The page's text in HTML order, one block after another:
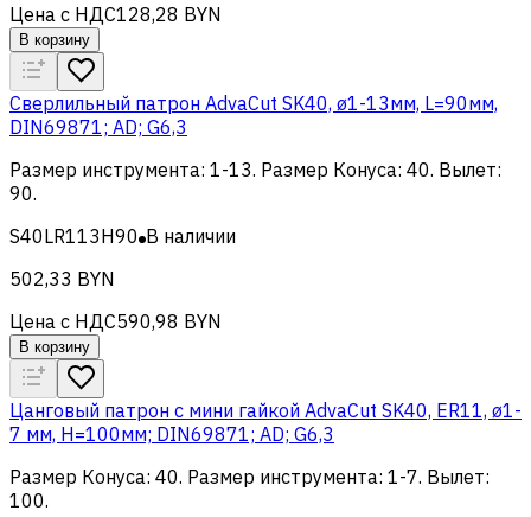
Цена с НДС128,28 BYN
В корзину
Cверлильный патрон AdvaCut SK40, ø1-13мм, L=90мм,
DIN69871; AD; G6,3
Размер инструмента: 1-13. Размер Конуса: 40. Вылет:
90.
S40LR113H90 В наличии
502,33 BYN
Цена с НДС590,98 BYN
В корзину
Цанговый патрон c мини гайкой AdvaCut SK40, ER11, ø1-
7 мм, H=100мм; DIN69871; AD; G6,3
Размер Конуса: 40. Размер инструмента: 1-7. Вылет:
100.